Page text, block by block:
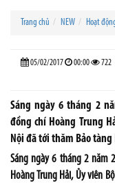
Trang chủ NEW Hoạt
05/02/2017 00:00 722
Sáng ngày 6 tháng 2
đồng chí Hoàng Trung
Nội đã tới thăm Bảo tàng
Sáng ngày 6 tháng 2 năm
Hoàng Trung Hải, Ủy viên